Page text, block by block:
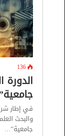
136
في إطار
والبحث
جامعية”…